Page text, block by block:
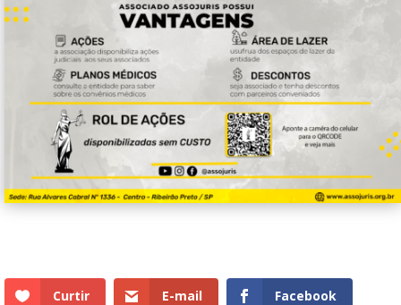
Curtir E-mail Facebook